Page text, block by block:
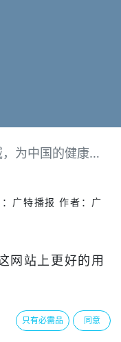
的健康事业贡献力量
广特播报 作者：广
支撑，坚持科技
，提升关键共性
网站上更好的用
只有必需品 同意